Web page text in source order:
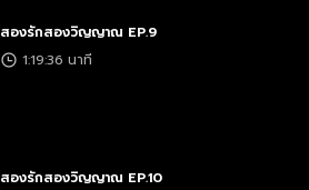
สองรักสองวิญญาณ EP.9
1:19:36 นาที
สองรักสองวิญญาณ EP.10